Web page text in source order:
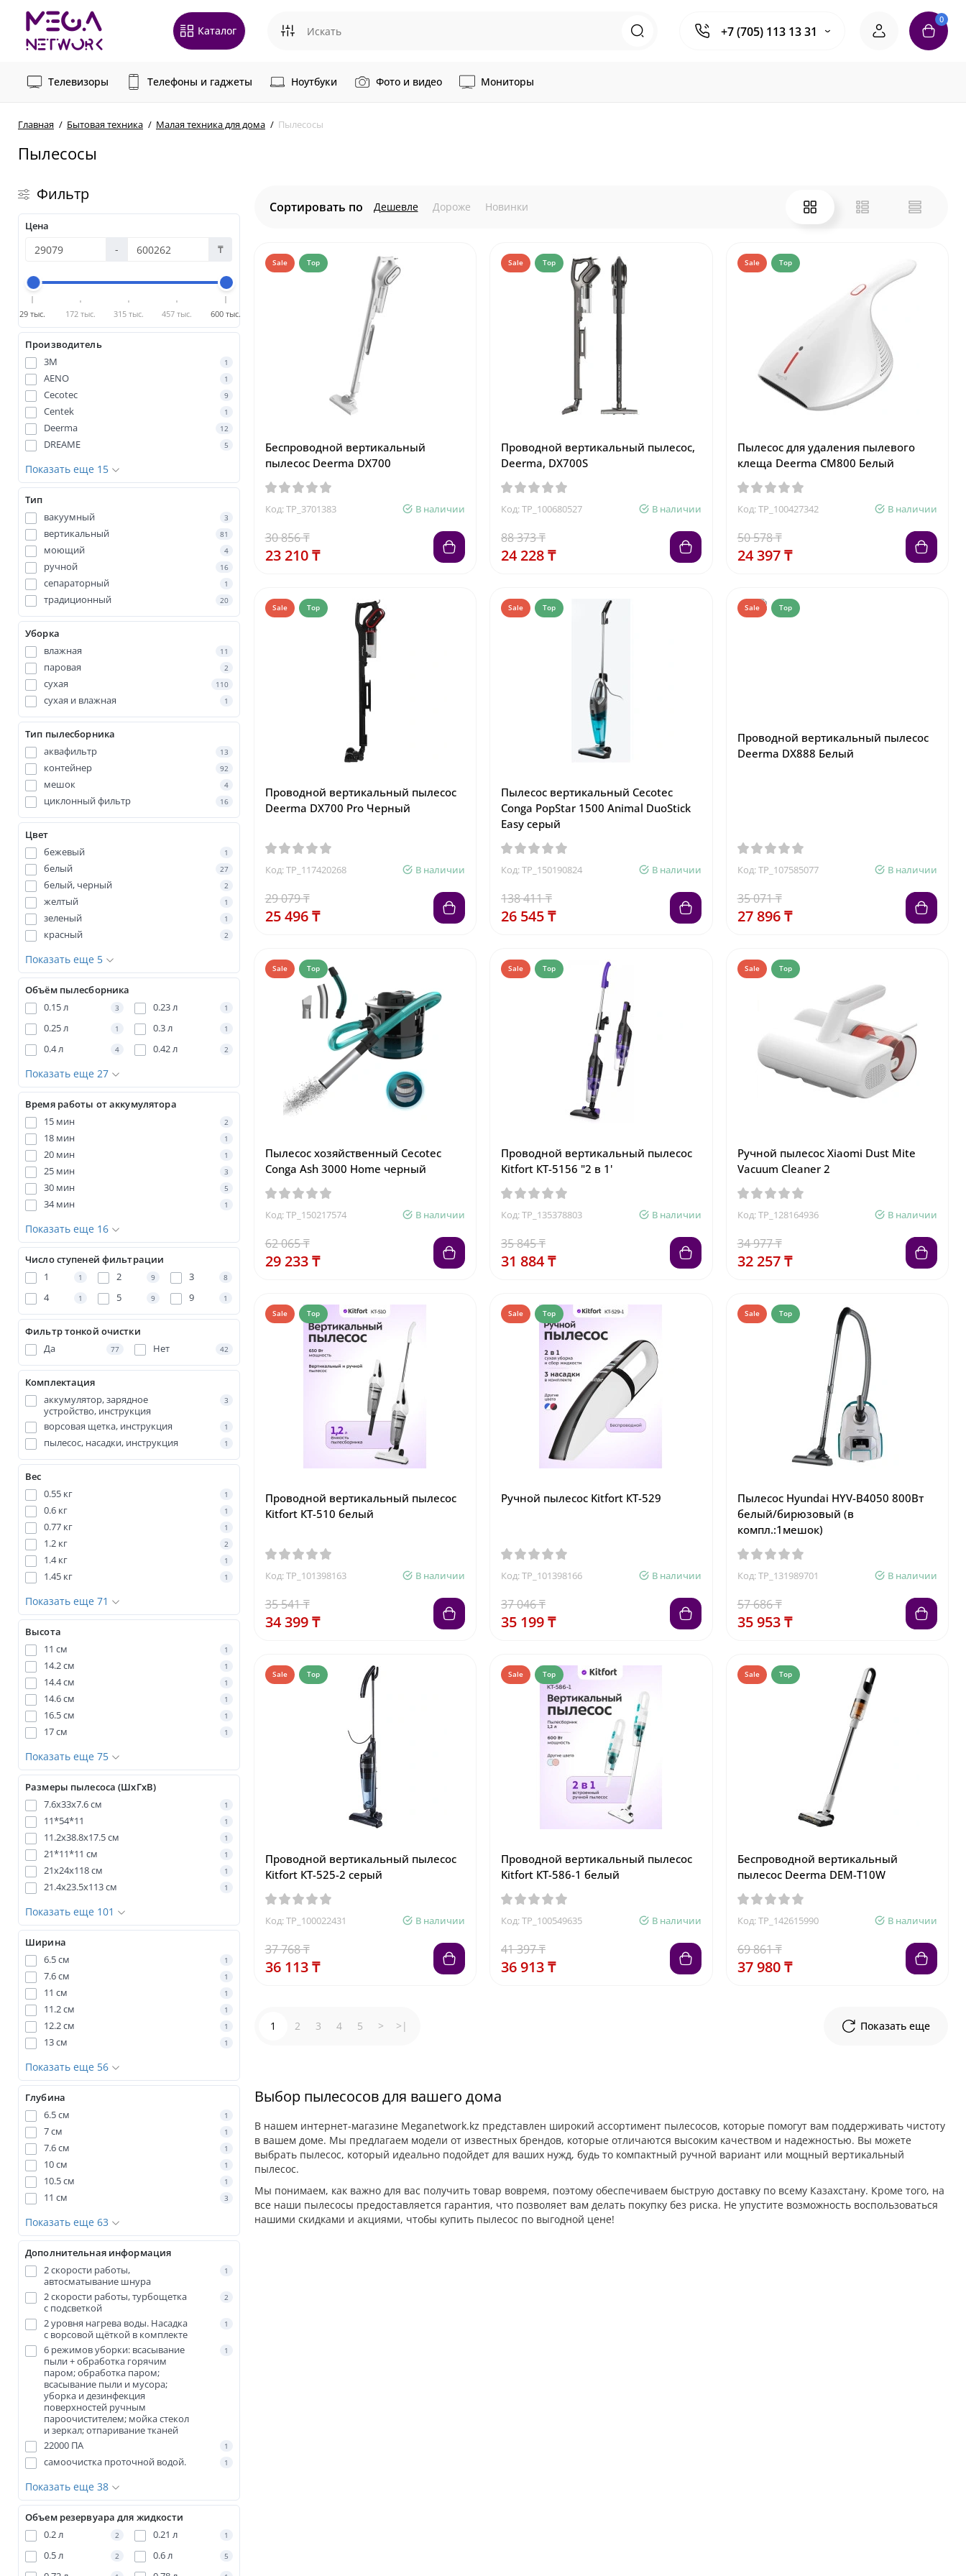
Каталог +7 (705) 113 13 31
0
Телевизоры Телефоны и гаджеты Ноутбуки Фото и видео Мониторы
Главная Бытовая техника Малая техника для дома Пылесосы
Пылесосы
Фильтр
Цена
- ₸
29 тыс. 172 тыс. 315 тыс. 457 тыс. 600 тыс.
Производитель
3M
1
AENO 1
Cecotec 9
Centek 1
Deerma 12
DREAME 5
Показать еще 15
Тип
вакуумный
3
вертикальный 81
моющий 4
ручной 16
сепараторный 1
традиционный 20
Уборка
влажная
11
паровая 2
сухая 110
сухая и влажная 1
Тип пылесборника
аквафильтр
13
контейнер 92
мешок 4
циклонный фильтр 16
Цвет
бежевый
1
белый 27
белый, черный 2
желтый 1
зеленый 1
красный 2
Показать еще 5
Объём пылесборника
0.15 л
3 0.23 л 1
0.25 л 1 0.3 л 1
0.4 л 4 0.42 л 2
Показать еще 27
Время работы от аккумулятора
15 мин
2
18 мин 1
20 мин 1
25 мин 3
30 мин 5
34 мин 1
Показать еще 16
Число ступеней фильтрации
1
1 2 9 3 8
4 1 5 9 9 1
Фильтр тонкой очистки
Да
77 Нет 42
Комплектация
аккумулятор, зарядное
устройство, инструкция
3
ворсовая щетка, инструкция 1
пылесос, насадки, инструкция 1
Вес
0.55 кг
1
0.6 кг 1
0.77 кг 1
1.2 кг 2
1.4 кг 1
1.45 кг 1
Показать еще 71
Высота
11 см
1
14.2 см 1
14.4 см 1
14.6 см 1
16.5 см 1
17 см 1
Показать еще 75
Размеры пылесоса (ШxГxВ)
7.6x33x7.6 см
1
11*54*11 1
11.2x38.8x17.5 см 1
21*11*11 см 1
21x24x118 см 1
21.4x23.5x113 см 1
Показать еще 101
Ширина
6.5 см
1
7.6 см 1
11 см 1
11.2 см 1
12.2 см 1
13 см 1
Показать еще 56
Глубина
6.5 см
1
7 см 1
7.6 см 1
10 см 1
10.5 см 1
11 см 3
Показать еще 63
Дополнительная информация
2 скорости работы,
автосматывание шнура
1
2 скорости работы, турбощетка
с подсветкой
2
2 уровня нагрева воды. Насадка
с ворсовой щёткой в комплекте
1
6 режимов уборки: всасывание
пыли + обработка горячим
паром; обработка паром;
всасывание пыли и мусора;
уборка и дезинфекция
поверхностей ручным
пароочистителем; мойка стекол
и зеркал; отпаривание тканей
1
22000 ПА 1
cамоочистка проточной водой. 1
Показать еще 38
Объем резервуара для жидкости
0.2 л
2 0.21 л 1
0.5 л 2 0.6 л 5
Сортировать по Дешевле Дороже Новинки
Sale Top
Беспроводной вертикальный
пылесос Deerma DX700
Код: TP_3701383 В наличии
30 856 ₸
23 210 ₸
Sale Top
Проводной вертикальный пылесос,
Deerma, DX700S
Код: TP_100680527 В наличии
88 373 ₸
24 228 ₸
Sale Top
Пылесос для удаления пылевого
клеща Deerma CM800 Белый
Код: TP_100427342 В наличии
50 578 ₸
24 397 ₸
Sale Top
Проводной вертикальный пылесос
Deerma DX700 Pro Черный
Код: TP_117420268 В наличии
29 079 ₸
25 496 ₸
Sale Top
Пылесос вертикальный Cecotec
Conga PopStar 1500 Animal DuoStick
Easy серый
Код: TP_150190824 В наличии
138 411 ₸
26 545 ₸
Sale Top
Проводной вертикальный пылесос
Deerma DX888 Белый
Код: TP_107585077 В наличии
35 071 ₸
27 896 ₸
Sale Top
Пылесос хозяйственный Cecotec
Conga Ash 3000 Home черный
Код: TP_150217574 В наличии
62 065 ₸
29 233 ₸
Sale Top
Проводной вертикальный пылесос
Kitfort КТ-5156 "2 в 1'
Код: TP_135378803 В наличии
35 845 ₸
31 884 ₸
Sale Top
Ручной пылесос Xiaomi Dust Mite
Vacuum Cleaner 2
Код: TP_128164936 В наличии
34 977 ₸
32 257 ₸
Sale Top
Проводной вертикальный пылесос
Kitfort КТ-510 белый
Код: TP_101398163 В наличии
35 541 ₸
34 399 ₸
Sale Top
Ручной пылесос Kitfort КТ-529
Код: TP_101398166 В наличии
37 046 ₸
35 199 ₸
Sale Top
Пылесос Hyundai HYV-B4050 800Вт
белый/бирюзовый (в
компл.:1мешок)
Код: TP_131989701 В наличии
57 686 ₸
35 953 ₸
Sale Top
Проводной вертикальный пылесос
Kitfort КТ-525-2 серый
Код: TP_100022431 В наличии
37 768 ₸
36 113 ₸
Sale Top
Проводной вертикальный пылесос
Kitfort КТ-586-1 белый
Код: TP_100549635 В наличии
41 397 ₸
36 913 ₸
Sale Top
Беспроводной вертикальный
пылесос Deerma DEM-T10W
Код: TP_142615990 В наличии
69 861 ₸
37 980 ₸
Показать еще
1 2 3 4 5 > >|
Выбор пылесосов для вашего дома
В нашем интернет-магазине Meganetwork.kz представлен широкий ассортимент пылесосов, которые помогут вам поддерживать чистоту
в вашем доме. Мы предлагаем модели от известных брендов, которые отличаются высоким качеством и надежностью. Вы можете
выбрать пылесос, который идеально подойдет для ваших нужд, будь то компактный ручной вариант или мощный вертикальный
пылесос.
Мы понимаем, как важно для вас получить товар вовремя, поэтому обеспечиваем быструю доставку по всему Казахстану. Кроме того, на
все наши пылесосы предоставляется гарантия, что позволяет вам делать покупку без риска. Не упустите возможность воспользоваться
нашими скидками и акциями, чтобы купить пылесос по выгодной цене!